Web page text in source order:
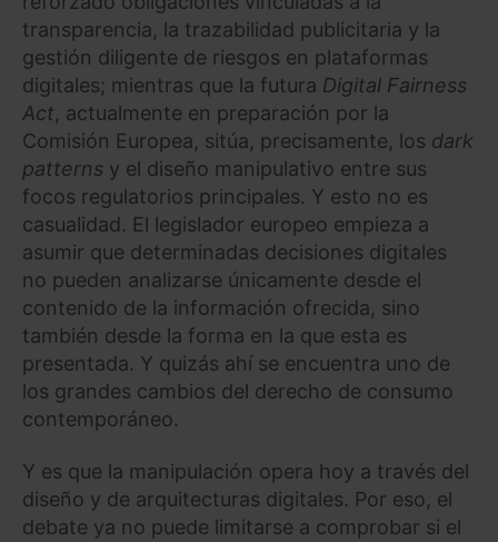
transparencia, la trazabilidad publicitaria y la
gestión diligente de riesgos en plataformas
digitales; mientras que la futura Digital Fairness
Act, actualmente en preparación por la
Comisión Europea, sitúa, precisamente, los dark
patterns y el diseño manipulativo entre sus
focos regulatorios principales. Y esto no es
casualidad. El legislador europeo empieza a
asumir que determinadas decisiones digitales
no pueden analizarse únicamente desde el
contenido de la información ofrecida, sino
también desde la forma en la que esta es
presentada. Y quizás ahí se encuentra uno de
los grandes cambios del derecho de consumo
contemporáneo.
Y es que la manipulación opera hoy a través del
diseño y de arquitecturas digitales. Por eso, el
debate ya no puede limitarse a comprobar si el